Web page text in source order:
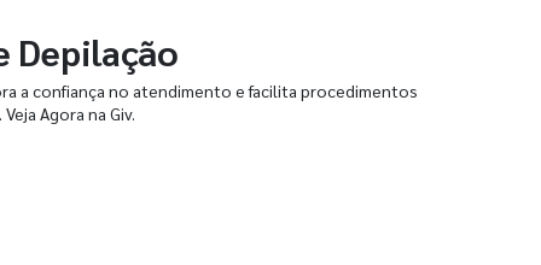
Depilação
a confiança no atendimento e facilita procedimentos
Agora na Giv.